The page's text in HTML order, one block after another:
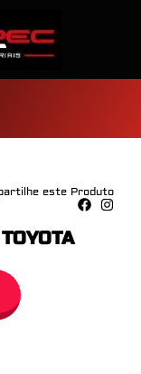
este Produto